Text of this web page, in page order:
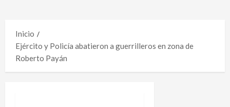
Inicio
Ejército y Policía abatieron a guerrilleros en zona de
Roberto Payán